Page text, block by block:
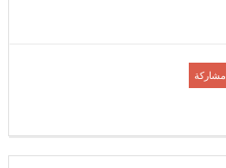
مشاركة